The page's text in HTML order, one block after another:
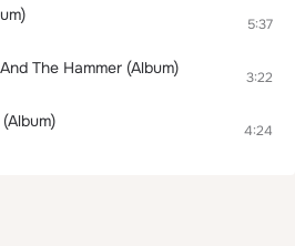
5:37
The Hammer (Album) 3:22
4:24